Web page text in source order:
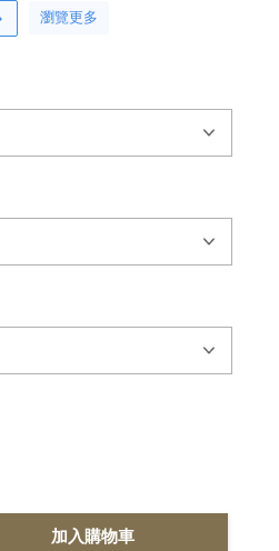
瀏覽更多
加入購物車